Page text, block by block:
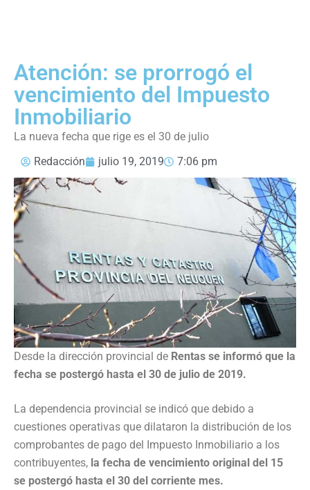
Atención: se prorrogó el
vencimiento del Impuesto
Inmobiliario
La nueva fecha que rige es el 30 de julio
Redacción
julio 19, 2019 7:06 pm
Desde la dirección provincial de Rentas se informó que la
fecha se postergó hasta el 30 de julio de 2019.
La dependencia provincial se indicó que debido a
cuestiones operativas que dilataron la distribución de los
comprobantes de pago del Impuesto Inmobiliario a los
contribuyentes, la fecha de vencimiento original del 15
se postergó hasta el 30 del corriente mes.